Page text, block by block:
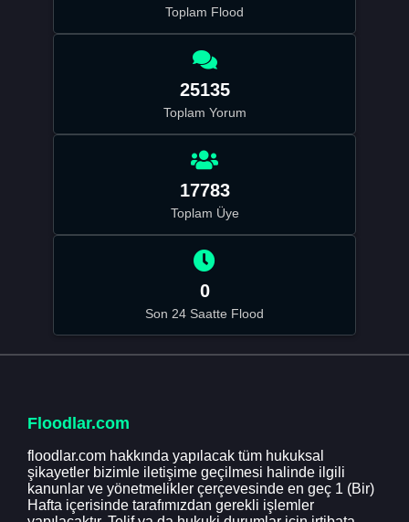
Toplam Flood
25135
Toplam Yorum
17783
Toplam Üye
0
Son 24 Saatte Flood
Floodlar.com
floodlar.com hakkında yapılacak tüm hukuksal
şikayetler bizimle iletişime geçilmesi halinde ilgili
kanunlar ve yönetmelikler çerçevesinde en geç 1 (Bir)
Hafta içerisinde tarafımızdan gerekli işlemler